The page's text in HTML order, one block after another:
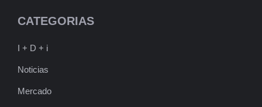
CATEGORIAS
I + D + i
Noticias
Mercado